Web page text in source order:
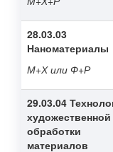
28.03.03
Наноматериалы
М+Х или Ф+Р
29.03.04
художественной
обработки
материалов